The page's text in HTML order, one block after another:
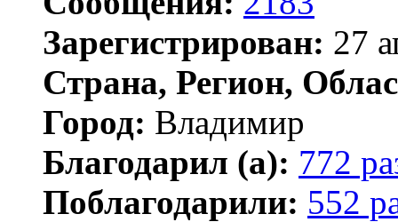
Зарегистрирован: 27
Страна, Регион,
Город: Владимир
Благодарил (а): 772
Поблагодарили: 552